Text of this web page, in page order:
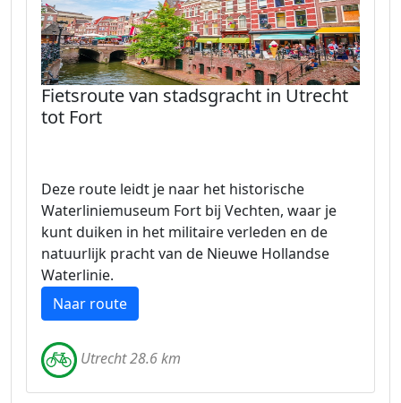
Fietsroute van stadsgracht in Utrecht
tot Fort
Deze route leidt je naar het historische
Waterliniemuseum Fort bij Vechten, waar je
kunt duiken in het militaire verleden en de
natuurlijk pracht van de Nieuwe Hollandse
Waterlinie.
Naar route
Utrecht 28.6 km